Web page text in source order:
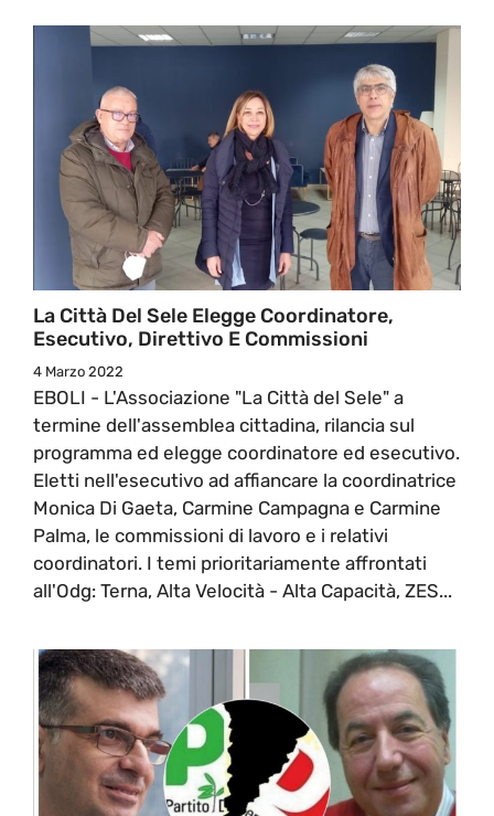
La Città Del Sele Elegge Coordinatore,
Esecutivo, Direttivo E Commissioni
4 Marzo 2022
EBOLI - L'Associazione "La Città del Sele" a
termine dell'assemblea cittadina, rilancia sul
programma ed elegge coordinatore ed esecutivo.
Eletti nell'esecutivo ad affiancare la coordinatrice
Monica Di Gaeta, Carmine Campagna e Carmine
Palma, le commissioni di lavoro e i relativi
coordinatori. I temi prioritariamente affrontati
all'Odg: Terna, Alta Velocità - Alta Capacità, ZES...